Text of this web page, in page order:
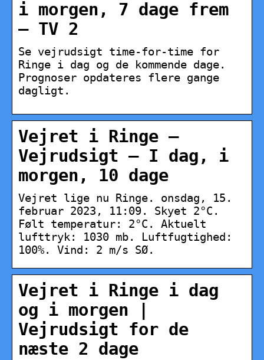
i morgen, 7 dage frem
– TV 2
Se vejrudsigt time-for-time for
Ringe i dag og de kommende dage.
Prognoser opdateres flere gange
dagligt.
Vejret i Ringe –
Vejrudsigt – I dag, i
morgen, 10 dage
Vejret lige nu Ringe. onsdag, 15.
februar 2023, 11:09. Skyet 2°C.
Følt temperatur: 2°C. Aktuelt
lufttryk: 1030 mb. Luftfugtighed:
100%. Vind: 2 m/s SØ.
Vejret i Ringe i dag
og i morgen |
Vejrudsigt for de
næste 2 dage